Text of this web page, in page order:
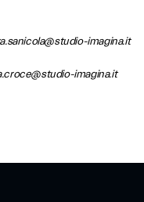
imagina.it
imagina.it